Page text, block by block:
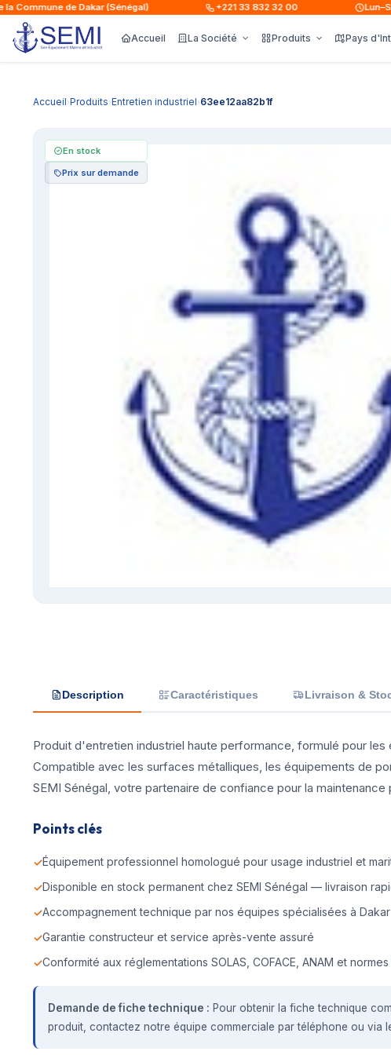
de Dakar (Sénégal) +221 33 832 32 00
Accueil La Société Produits Pays
Accueil›Produits›Entretien industriel›63ee12aa82b1f
En stock
Prix sur demande
Description Caractéristiques Livraison &
Produit d'entretien industriel haute performance, formulé pour
Compatible avec les surfaces métalliques, les équipements de
SEMI Sénégal, votre partenaire de confiance pour la
Points clés
Équipement professionnel homologué pour usage industriel et
Disponible en stock permanent chez SEMI Sénégal — livraison
Accompagnement technique par nos équipes spécialisées à Dakar
Garantie constructeur et service après-vente assuré
Conformité aux réglementations SOLAS, COFACE, ANAM et
Demande de fiche technique : Pour obtenir la fiche technique
produit, contactez notre équipe commerciale par téléphone ou via